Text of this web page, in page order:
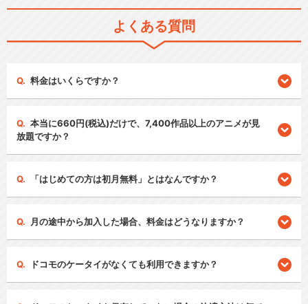
よくある質問
料金はいくらですか？
本当に660円(税込)だけで、7,400作品以上のアニメが見
放題ですか？
「はじめての方は初月無料」とはなんですか？
月の途中から加入した場合、料金はどうなりますか？
ドコモのケータイがなくても利用できますか？